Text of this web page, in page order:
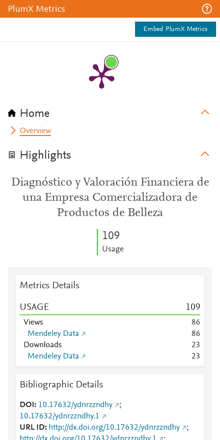
PlumX Metrics
Embed PlumX Metrics
Home
Overview
Highlights
Diagnóstico y Valoración Financiera de
una Empresa Comercializadora de
Productos de Belleza
109
Usage
Metrics Details
USAGE 109
Views 86
Mendeley Data
86
Downloads
23
Mendeley Data
23
Bibliographic Details
DOI 10.17632/ydnrzzndhy
;
10.17632/ydnrzzndhy.1
URL ID
http://dx.doi.org/10.17632/ydnrzzndhy
;